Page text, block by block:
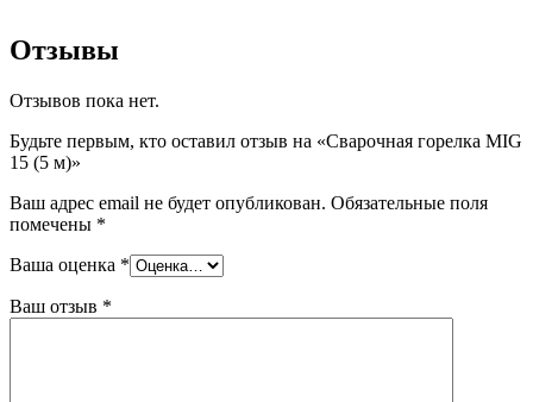
Отзывы
Отзывов пока нет.
Будьте первым, кто оставил отзыв на «Сварочная горелка MIG
15 (5 м)»
Ваш адрес email не будет опубликован. Обязательные поля
помечены *
Ваша оценка *
Ваш отзыв *